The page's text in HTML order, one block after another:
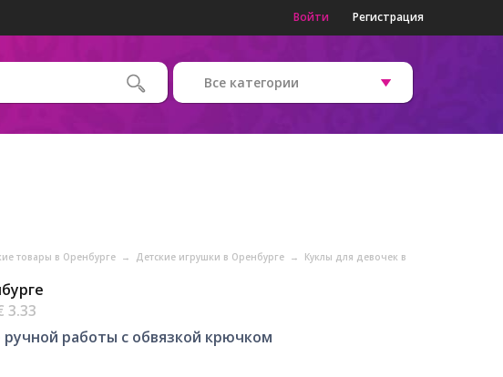
Войти Регистрация
Все категории
товары в Оренбурге → Детские игрушки в Оренбурге → Куклы для девочек в
3.33
работы с обвязкой крючком